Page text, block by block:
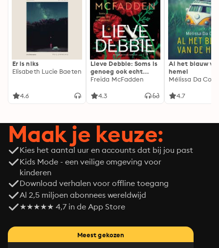
Er is niks
Elisabeth Lucie Baeten
4.6
Lieve Debbie: Soms is
genoeg ook echt
genoeg...
Freida McFadden
4.3
Al het blauw
hemel
Mélissa Da
4.7
Maak je keuze:
Kies het aantal uur en accounts dat bij jou past
Kids Mode - een veilige omgeving voor
kinderen
Download verhalen voor offline toegang
Al 2,5 miljoen abonnees wereldwijd
★★★★★ 4,7 in de App Store
Meest gekozen